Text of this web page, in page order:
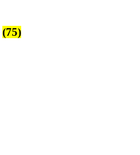
(75)